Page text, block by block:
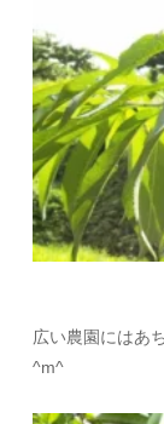
広い農園にはあ
^m^